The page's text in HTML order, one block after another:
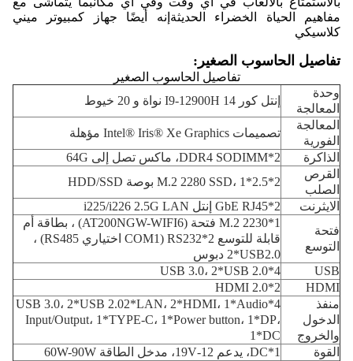
مفاهيم الحياة الخضراء الحديثةإنه أيضًا جهاز كمبيوتر ميني
كلاسيكي
تفاصيل الحاسوب الصغير:
تفاصيل الحاسوب الصغير
وحدة
المعالجة
إنتل كور I9-12900H 14 نواة و 20 خيوط
المعالجة
الفورية
تصميمات Intel® Iris® Xe Graphics مؤهلة
الذاكرة
القرص
الصلب
الايثرنت
فتحة
التوسع
1*M.2 2230 فتحة (AT200NGW-WIFI6) ، بطاقة أم
قابلة للتوسع 2*RS232 (COM1 اختياري RS485) ،
2*USB2.0 دبوس
USB
4*USB 3.0، 2*USB 2.0
HDMI
منفذ
الدخول
والخروج
4*USB 3.0، 2*USB 2.02*LAN، 2*HDMI، 1*Audio
Input/Output، 1*TYPE-C، 1*Power button، 1*DP،
1*DC
القوة